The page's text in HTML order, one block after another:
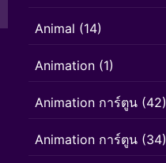
Animal (14)
Animation (1)
Animation การ์ตูน (42)
Animation การ์ตูน (34)